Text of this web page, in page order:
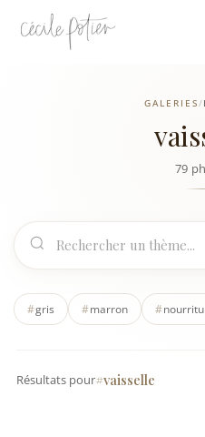
GALERIES/
79
#gris #marron #
Résultats pour#vaisselle